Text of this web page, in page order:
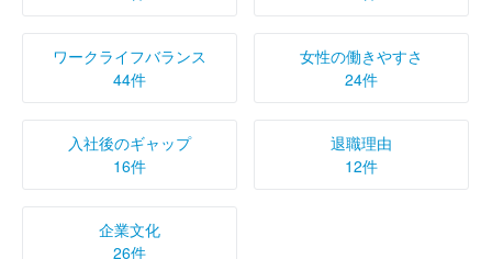
4.0
【選考不参加】26卒 株式会社テレビ東京の口コミ
（2025/7/23投稿）
4.0
【選考落選】26卒 株式会社テレビ東京の口コミ
（2025/6/25投稿）
4.0
ワークライフバランス
44件
女性の働きやすさ
24件
入社後のギャップ
16件
退職理由
12件
企業文化
26件